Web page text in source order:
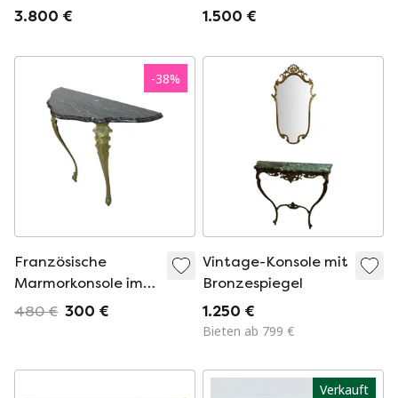
Und Marmor. 1940er
3.800 €
Goldenen
1950
1.500 €
-38%
Französische
Marmorkonsole im
Barockstil
480 € 300 €
Vintage-Konsole mit
Bronzespiegel
1.250 €
Bieten ab 799 €
Verkauft